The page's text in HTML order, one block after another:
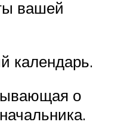
вашей
календарь.
о